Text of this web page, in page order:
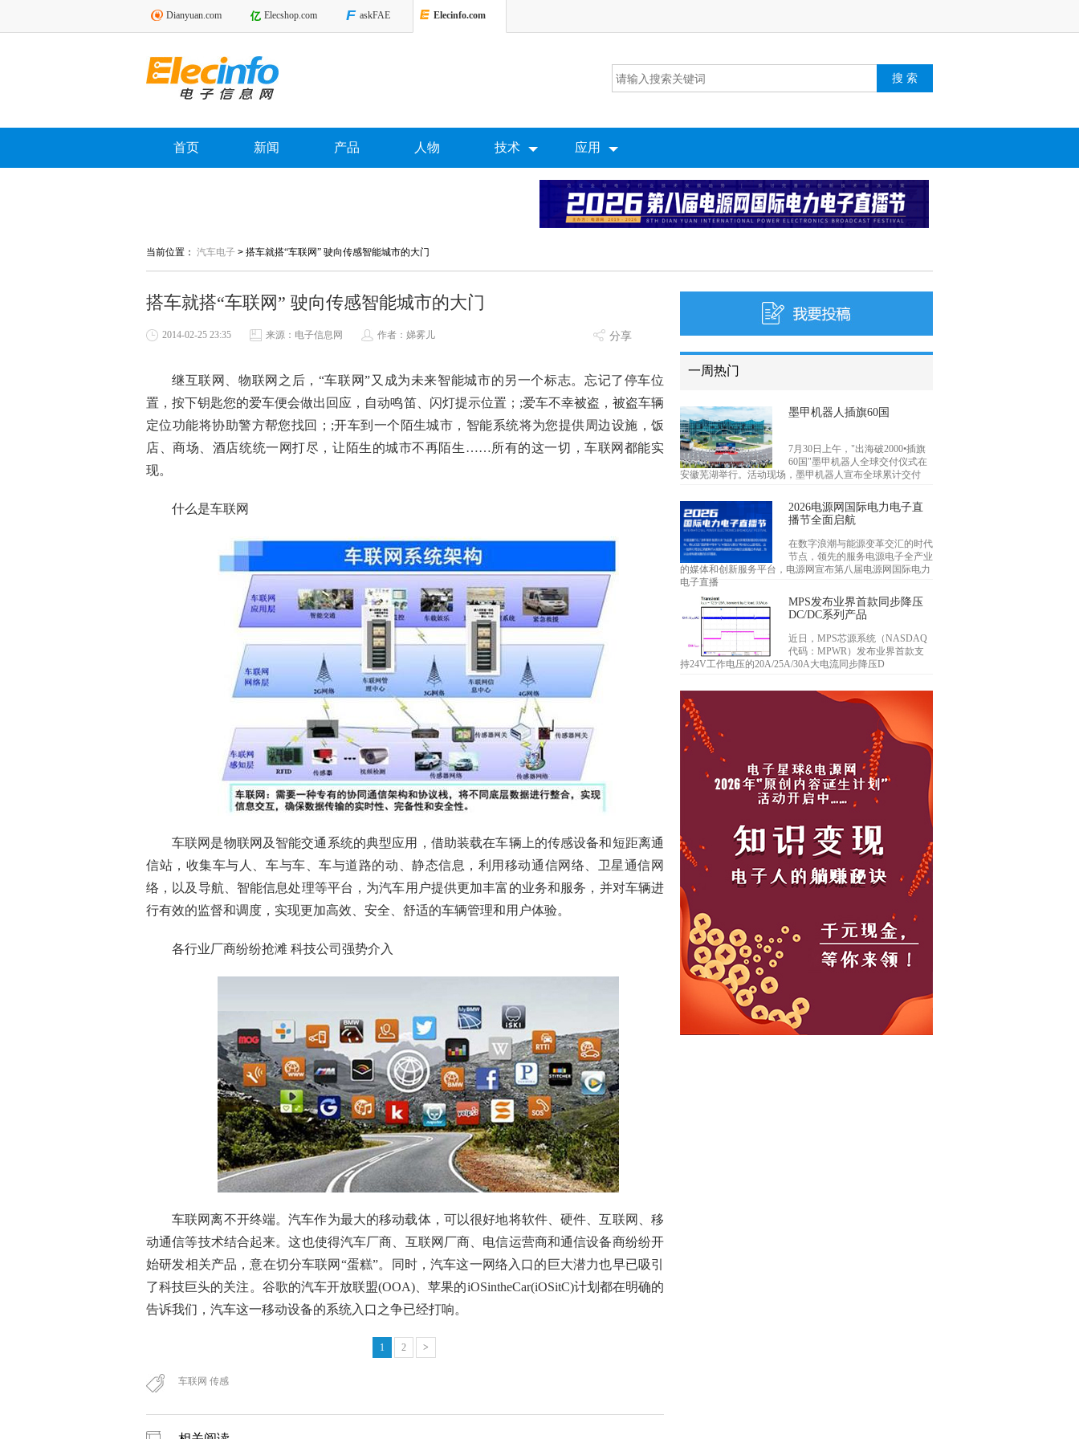
Dianyuan.com Elecshop.com askFAE Elecinfo.com
首页 新闻 产品 人物 技术 应用
当前位置： 汽车电子 > 搭车就搭“车联网” 驶向传感智能城市的大门
搭车就搭“车联网” 驶向传感智能城市的大门
2014-02-25 23:35 来源：电子信息网 作者：娣雾儿 分享
继互联网、物联网之后，“车联网”又成为未来智能城市的另一个标志。忘记了停车位
置，按下钥匙您的爱车便会做出回应，自动鸣笛、闪灯提示位置；;爱车不幸被盗，被盗车辆
定位功能将协助警方帮您找回；;开车到一个陌生城市，智能系统将为您提供周边设施，饭
店、商场、酒店统统一网打尽，让陌生的城市不再陌生……所有的这一切，车联网都能实
现。
什么是车联网
车联网是物联网及智能交通系统的典型应用，借助装载在车辆上的传感设备和短距离通
信站，收集车与人、车与车、车与道路的动、静态信息，利用移动通信网络、卫星通信网
络，以及导航、 智能信息处理等平台，为汽车用户提供更加丰富的业务和服务，并对车辆进
行有效的监督和调度，实现更加高效、安全、舒适的车辆管理和用户体验。
各行业厂商纷纷抢滩 科技公司强势介入
车联网离不开终端。汽车作为最大的移动载体，可以很好地将软件、硬件、互联网、移
动通信等技术结合起来。这也使得汽车厂商、互联网厂商、电信运营商和通信设备商纷纷开
始研发相关产品，意在切分车联网 “蛋糕”。 同时，汽车这一网络入口的巨大潜力也早已吸引
了科技巨头的关注。谷歌的汽车开放联盟(OOA)、苹果的iOSintheCar(iOSitC)计划都在明确的
告诉我们，汽车这一移动设备的系统入 口之争已经打响。
1 2 >
车联网 传感
一周热门
墨甲机器人插旗60国
7月30日上午，"出海破2000•插旗
60国"墨甲机器人全球交付仪式在
安徽芜湖举行。活动现场，墨甲机器人宣布全球累计交付
2026电源网国际电力电子直
播节全面启航
在数字浪潮与能源变革交汇的时代
节点，领先的服务电源电子全产业
的媒体和创新服务平台，电源网宣布第八届电源网国际电力
电子直播
MPS发布业界首款同步降压
DC/DC系列产品
近日，MPS芯源系统（NASDAQ
代码：MPWR）发布业界首款支
持24V工作电压的20A/25A/30A大电流同步降压D